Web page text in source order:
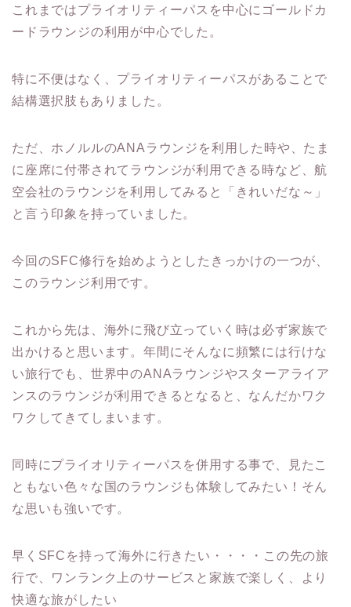
これまではプライオリティーパスを中心にゴールドカ
ードラウンジの利用が中心でした。
特に不便はなく、プライオリティーパスがあることで
結構選択肢もありました。
ただ、ホノルルのANAラウンジを利用した時や、たま
に座席に付帯されてラウンジが利用できる時など、航
空会社のラウンジを利用してみると「きれいだな～」
と言う印象を持っていました。
今回のSFC修行を始めようとしたきっかけの一つが、
このラウンジ利用です。
これから先は、海外に飛び立っていく時は必ず家族で
出かけると思います。年間にそんなに頻繁には行けな
い旅行でも、世界中のANAラウンジやスターアライア
ンスのラウンジが利用できるとなると、なんだかワク
ワクしてきてしまいます。
同時にプライオリティーパスを併用する事で、見たこ
ともない色々な国のラウンジも体験してみたい！そん
な思いも強いです。
早くSFCを持って海外に行きたい・・・・この先の旅
行で、ワンランク上のサービスと家族で楽しく、より
快適な旅がしたい